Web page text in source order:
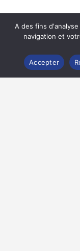
A des fins
navigation et
Accepter